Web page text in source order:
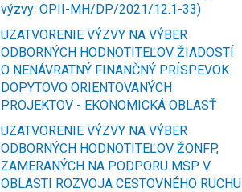
výzvy: OPII-MH/DP/2021/12.1-33)
UZATVORENIE VÝZVY NA VÝBER
ODBORNÝCH HODNOTITEĽOV ŽIADOSTÍ
O NENÁVRATNÝ FINANČNÝ PRÍSPEVOK
DOPYTOVO ORIENTOVANÝCH
PROJEKTOV - EKONOMICKÁ OBLASŤ
UZATVORENIE VÝZVY NA VÝBER
ODBORNÝCH HODNOTITEĽOV ŽONFP,
ZAMERANÝCH NA PODPORU MSP V
OBLASTI ROZVOJA CESTOVNÉHO RUCHU